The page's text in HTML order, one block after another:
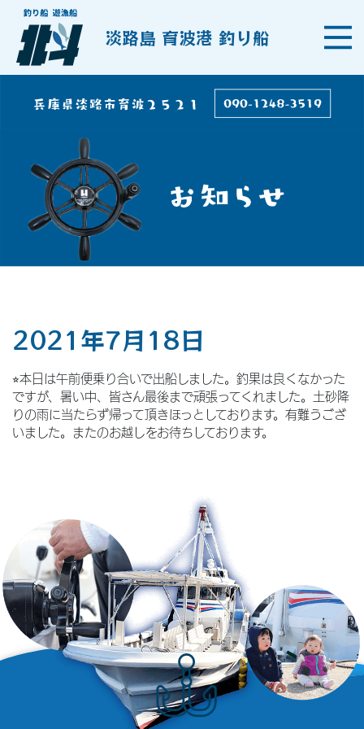
淡路島 育波港 釣り船
2021年7月18日
⭐︎本日は午前便乗り合いで出船しました。釣果は良くなかった
ですが、暑い中、皆さん最後まで頑張ってくれました。土砂降
りの雨に当たらず帰って頂きほっとしております。有難うござ
いました。またのお越しをお待ちしております。